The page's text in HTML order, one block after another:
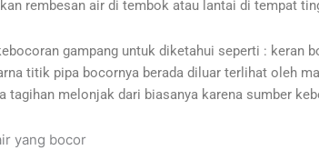
rembesan air di tembok atau lantai di tempat
gampang untuk diketahui seperti :
titik pipa bocornya berada diluar terlihat oleh
tagihan melonjak dari biasanya karena sumber
yang bocor